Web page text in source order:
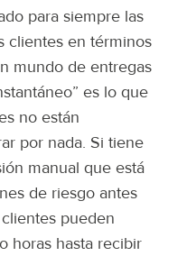
para siempre las
clientes en términos
mundo de entregas
es lo que
no están
por nada. Si tiene
manual que está
de riesgo antes
pueden
horas hasta recibir